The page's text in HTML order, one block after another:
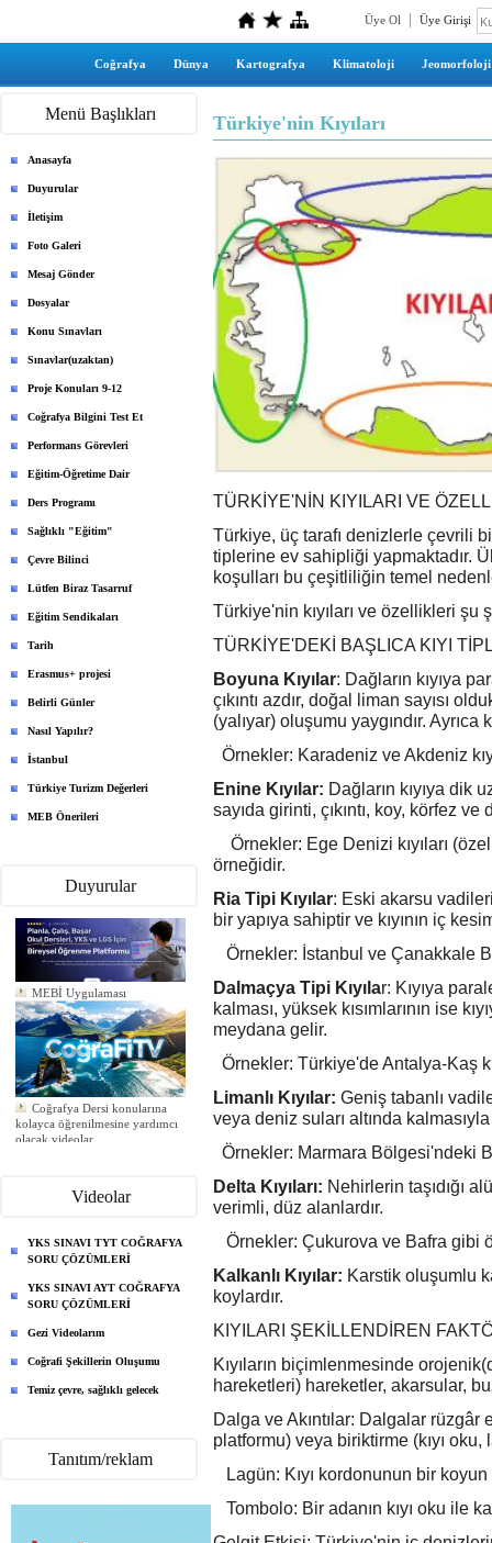
Üye Ol Üye Girişi
Coğrafya Dünya Kartografya Klimatoloji Jeomorfoloji
Menü Başlıkları
Anasayfa
Duyurular
İletişim
Foto Galeri
Mesaj Gönder
Dosyalar
Konu Sınavları
Sınavlar(uzaktan)
Proje Konuları 9-12
Coğrafya Bilgini Test Et
Performans Görevleri
Eğitim-Öğretime Dair
Ders Programı
Sağlıklı "Eğitim"
Çevre Bilinci
Lütfen Biraz Tasarruf
Eğitim Sendikaları
Tarih
Erasmus+ projesi
Belirli Günler
Nasıl Yapılır?
İstanbul
Türkiye Turizm Değerleri
MEB Önerileri
Duyurular
MEBİ Uygulaması
Coğrafya Dersi konularına
kolayca öğrenilmesine yardımcı
olacak videolar
Yeni ödev eklendi
Videolar
YKS SINAVI TYT COĞRAFYA
SORU ÇÖZÜMLERİ
YKS SINAVI AYT COĞRAFYA
SORU ÇÖZÜMLERİ
Gezi Videolarım
Coğrafi Şekillerin Oluşumu
Temiz çevre, sağlıklı gelecek
Tanıtım/reklam
Türkiye'nin Kıyıları
TÜRKİYE'NİN KIYILARI VE
Türkiye, üç tarafı denizlerle çevrili
tiplerine ev sahipliği yapmaktadır.
koşulları bu çeşitliliğin temel
Türkiye'nin kıyıları ve özellikleri şu
TÜRKİYE'DEKİ BAŞLICA KIYI
Boyuna Kıyılar: Dağların kıyıya
çıkıntı azdır, doğal liman sayısı
(yalıyar) oluşumu yaygındır. Ayrıca
Örnekler: Karadeniz ve Akdeniz
Enine Kıyılar: Dağların kıyıya dik
sayıda girinti, çıkıntı, koy, körfez
Örnekler: Ege Denizi kıyıları
örneğidir.
Ria Tipi Kıyılar: Eski akarsu
bir yapıya sahiptir ve kıyının iç
Örnekler: İstanbul ve Çanakkale
Dalmaçya Tipi Kıyılar: Kıyıya
kalması, yüksek kısımlarının ise
meydana gelir.
Örnekler: Türkiye'de Antalya-Kaş
Limanlı Kıyılar: Geniş tabanlı
veya deniz suları altında
Örnekler: Marmara Bölgesi'ndeki
Delta Kıyıları: Nehirlerin taşıdığı
verimli, düz alanlardır.
Örnekler: Çukurova ve Bafra gibi
Kalkanlı Kıyılar: Karstik oluşumlu
koylardır.
KIYILARI ŞEKİLLENDİREN
Kıyıların biçimlenmesinde
hareketleri) hareketler, akarsular,
Dalga ve Akıntılar: Dalgalar rüzgâr
platformu) veya biriktirme (kıyı
Lagün: Kıyı kordonunun bir
Tombolo: Bir adanın kıyı oku ile